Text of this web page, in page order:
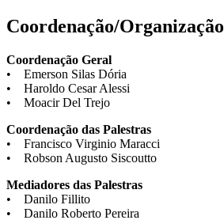
Coordenação/Organização
Coordenação Geral
• Emerson Silas Dória
• Haroldo Cesar Alessi
• Moacir Del Trejo
Coordenação das Palestras
• Francisco Virginio Maracci
• Robson Augusto Siscoutto
Mediadores das Palestras
• Danilo Fillito
• Danilo Roberto Pereira